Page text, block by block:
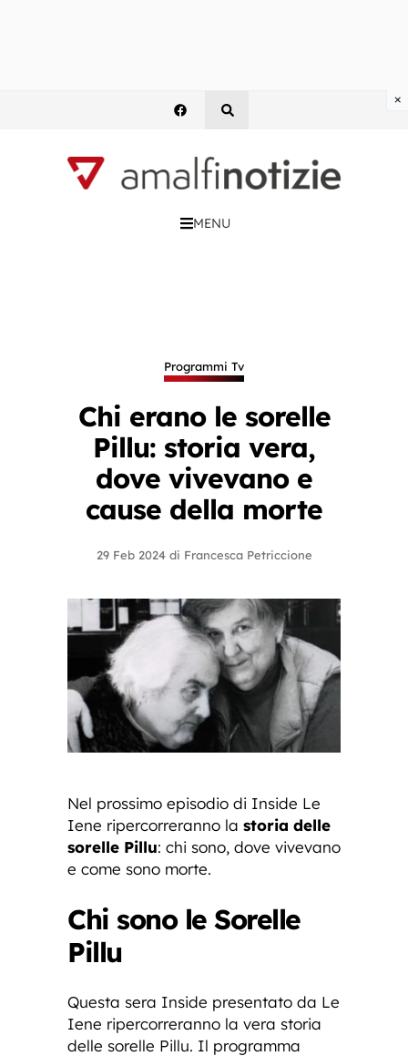
MENU
Programmi Tv
Chi erano le sorelle
Pillu: storia vera,
dove vivevano e
cause della morte
29 Feb 2024 di Francesca Petriccione
Nel prossimo episodio di Inside Le
Iene ripercorreranno la storia delle
sorelle Pillu: chi sono, dove vivevano
e come sono morte.
Chi sono le Sorelle
Pillu
Questa sera Inside presentato da Le
Iene ripercorreranno la vera storia
delle sorelle Pillu. Il programma
×